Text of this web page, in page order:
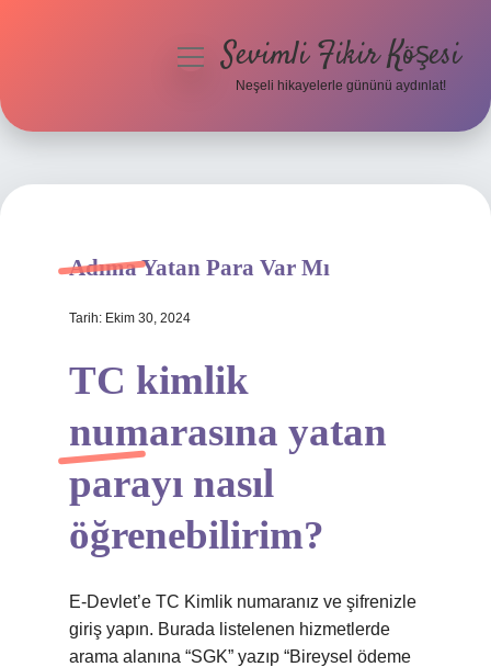
Hakkımızda
menüyüSevimli Fikir Köşesi
Neşeli hikayelerle gününü aydınlat!
Adıma Yatan Para Var Mı
Tarih: Ekim 30, 2024
TC kimlik
numarasına yatan
parayı nasıl
öğrenebilirim?
E-Devlet’e TC Kimlik numaranız ve şifrenizle
giriş yapın. Burada listelenen hizmetlerde
arama alanına “SGK” yazıp “Bireysel ödeme